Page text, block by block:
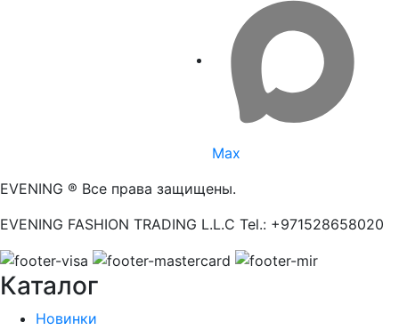
Max
EVENING ® Все права защищены.
EVENING FASHION TRADING L.L.C Tel.: +971528658020
Каталог
Новинки